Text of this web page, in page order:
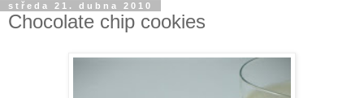
středa 21. dubna 2010
Chocolate chip cookies